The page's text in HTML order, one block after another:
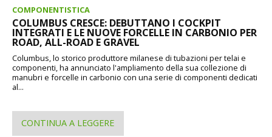
COMPONENTISTICA
COLUMBUS CRESCE: DEBUTTANO I COCKPIT
INTEGRATI E LE NUOVE FORCELLE IN CARBONIO PER
ROAD, ALL-ROAD E GRAVEL
Columbus, lo storico produttore milanese di tubazioni per telai e
componenti, ha annunciato l'ampliamento della sua collezione di
manubri e forcelle in carbonio con una serie di componenti dedicati
al...
CONTINUA A LEGGERE